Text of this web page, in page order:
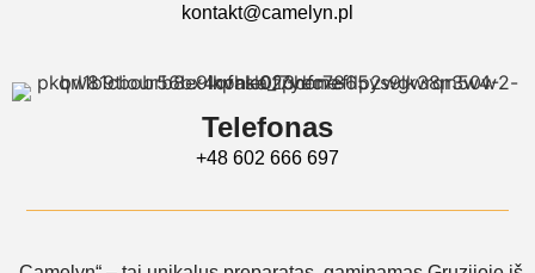
kontakt@camelyn.pl
Telefonas
+48 602 666 697